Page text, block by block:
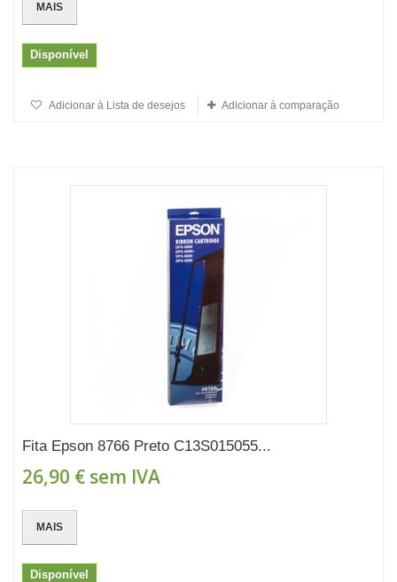
MAIS
Disponível
Adicionar à Lista de desejos Adicionar à comparação
Fita Epson 8766 Preto C13S015055...
26,90 € sem IVA
MAIS
Disponível